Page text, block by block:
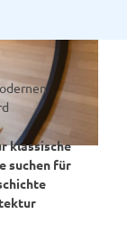
klassische
suchen für